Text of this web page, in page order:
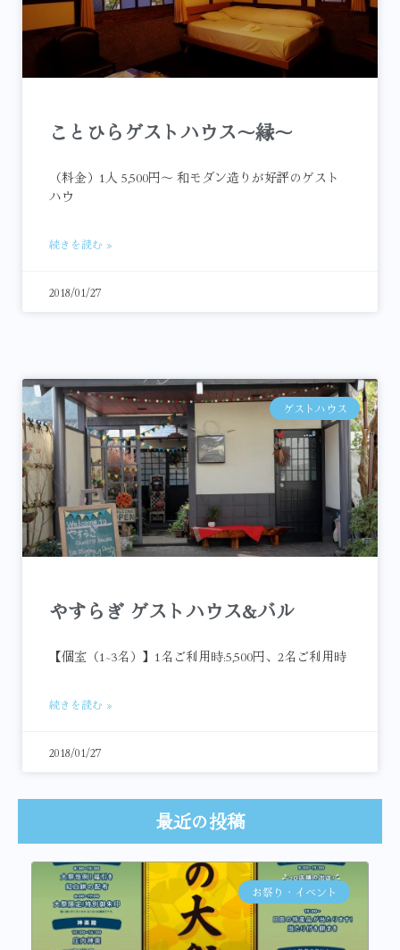
ことひらゲストハウス～縁～
（料金）1人 5,500円～ 和モダン造りが好評のゲスト
ハウ
続きを読む »
2018/01/27
ゲストハウス
やすらぎ ゲストハウス&バル
【個室（1~3名）】1名ご利用時:5,500円、2名ご利用時
続きを読む »
2018/01/27
最近の投稿
お祭り・イベント